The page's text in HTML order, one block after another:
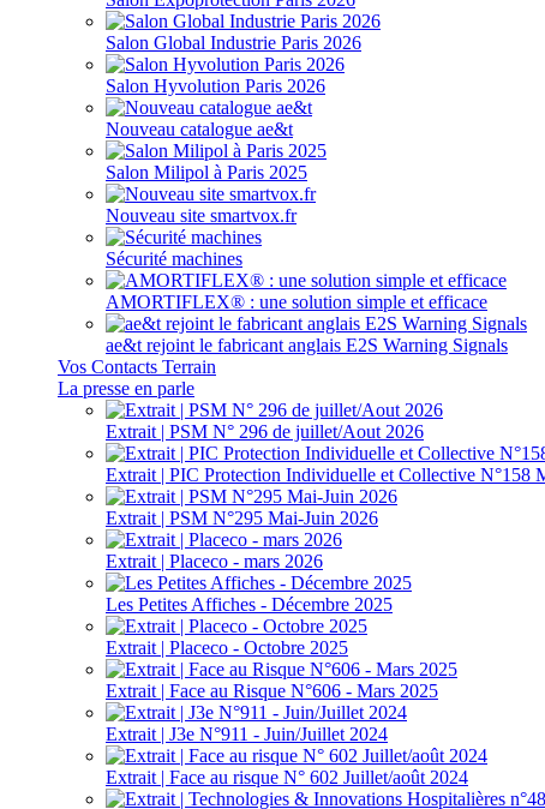
Salon Global Industrie Paris 2026
Salon Hyvolution Paris 2026
Nouveau catalogue ae&t
Salon Milipol à Paris 2025
Nouveau site smartvox.fr
Sécurité machines
AMORTIFLEX® : une solution simple et efficace
ae&t rejoint le fabricant anglais E2S Warning Signals
Vos Contacts Terrain
La presse en parle
Extrait | PSM N° 296 de juillet/Aout 2026
Extrait | PIC Protection Individuelle et Collective N°158
Extrait | PSM N°295 Mai-Juin 2026
Extrait | Placeco - mars 2026
Les Petites Affiches - Décembre 2025
Extrait | Placeco - Octobre 2025
Extrait | Face au Risque N°606 - Mars 2025
Extrait | J3e N°911 - Juin/Juillet 2024
Extrait | Face au risque N° 602 Juillet/août 2024